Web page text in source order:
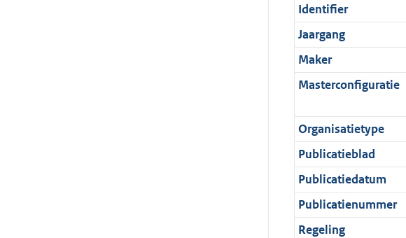
Identifier
Jaargang
Maker
Masterconfiguratie
Organisatietype
Publicatieblad
Publicatiedatum
Publicatienummer
Regeling